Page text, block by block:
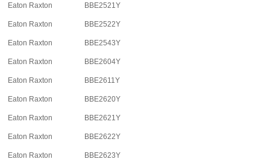
Eaton Raxton BBE2521Y
Eaton Raxton BBE2522Y
Eaton Raxton BBE2543Y
Eaton Raxton BBE2604Y
Eaton Raxton BBE2611Y
Eaton Raxton BBE2620Y
Eaton Raxton BBE2621Y
Eaton Raxton BBE2622Y
Eaton Raxton BBE2623Y